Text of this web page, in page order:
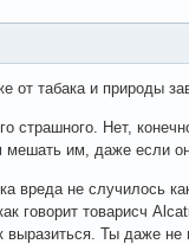
от табака и природы
страшного. Нет,
мешать им, даже если
вреда не случилось
говорит товарисч
выразиться. Ты даже не